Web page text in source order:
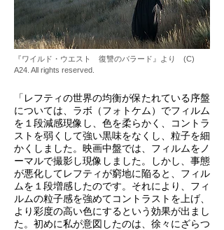
『ワイルド・ウエスト 復讐のバラード』より (C)
A24. All rights reserved.
「レフティの世界の均衡が保たれている序盤
については、ラボ（フォトケム）でフィルム
を１段減感現像し、色を柔らかく、コントラ
ストを弱くして強い黒味をなくし、粒子を細
かくしました。映画中盤では、フィルムをノ
ーマルで撮影し現像しました。しかし、事態
が悪化してレフティが窮地に陥ると、フィル
ムを１段増感したのです。それにより、フィ
ルムの粒子感を強めてコントラストを上げ、
より彩度の高い色にするという効果が出まし
た。初めに私が意図したのは、徐々にざらつ